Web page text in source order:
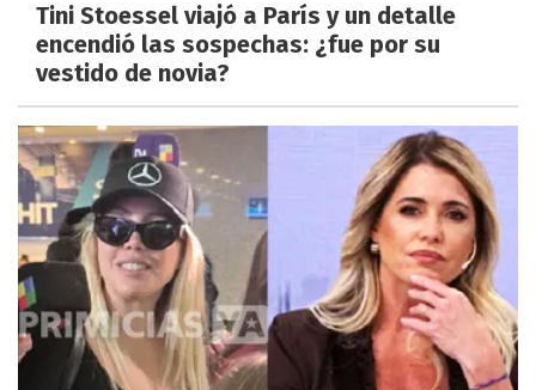
Tini Stoessel viajó a París y un detalle
encendió las sospechas: ¿fue por su
vestido de novia?